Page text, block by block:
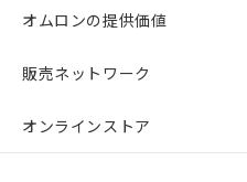
オムロンの提供価値
販売ネットワーク
オンラインストア